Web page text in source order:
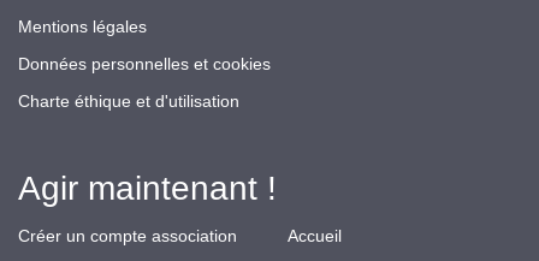
Mentions légales
Données personnelles et cookies
Charte éthique et d'utilisation
Agir maintenant !
Créer un compte association
Accueil